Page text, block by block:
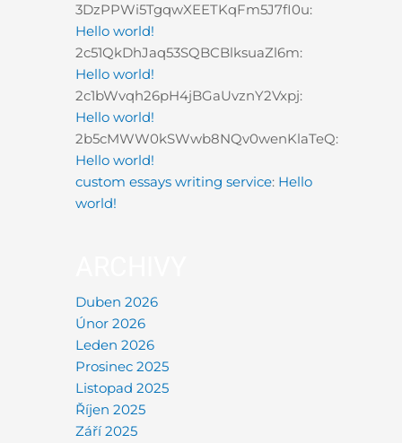
3DzPPWi5TgqwXEETKqFm5J7fI0u:
Hello world!
2c51QkDhJaq53SQBCBlksuaZl6m:
Hello world!
2c1bWvqh26pH4jBGaUvznY2Vxpj:
Hello world!
2b5cMWW0kSWwb8NQv0wenKlaTeQ:
Hello world!
custom essays writing service: Hello
world!
Duben 2026
Únor 2026
Leden 2026
Prosinec 2025
Listopad 2025
Říjen 2025
Září 2025